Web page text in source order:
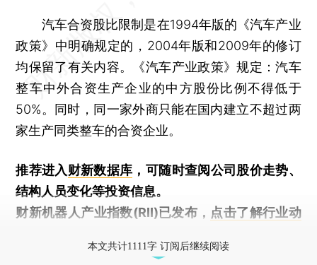
汽车合资股比限制是在1994年版的《汽车产业
政策》中明确规定的，2004年版和2009年的修订
均保留了有关内容。《汽车产业政策》规定：汽车
整车中外合资生产企业的中方股份比例不得低于
50%。同时，同一家外商只能在国内建立不超过两
家生产同类整车的合资企业。
推荐进入财新数据库 ，可随时查阅公司股价走势、
结构人员变化等投资信息。
财新机器人产业指数(RII)已发布， 点击了解行业动
本文共计1111字 订阅后继续阅读